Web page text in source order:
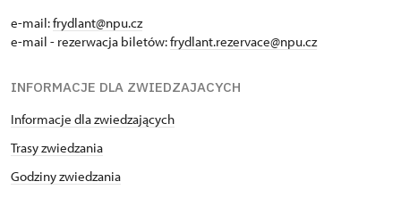
e-mail:frydlant@npu.cz
e-mail - rezerwacja biletów:frydlant.rezervace@npu.cz
INFORMACJE DLA ZWIEDZAJACYCH
Informacje dla zwiedzających
Trasy zwiedzania
Godziny zwiedzania